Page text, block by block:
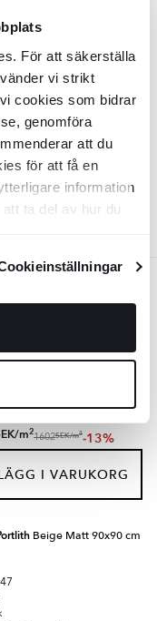
För att säkerställa
vi strikt
cookies som bidrar
genomföra
att du
för att få en
information
ta del av hur du
/m 2 2 -13%
I VARUKORG
Klinker
/m2
1602SEK/m2-13%
I VARUKORG
Beige Matt 90x90 cm